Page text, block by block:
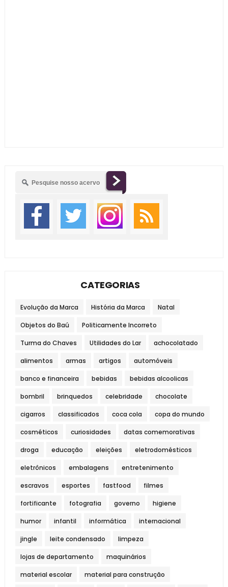
CATEGORIAS
Evolução da Marca História da Marca Natal
Objetos do Baú Politicamente Incorreto
Turma do Chaves Utilidades do Lar achocolatado
alimentos armas artigos automóveis
banco e financeira bebidas bebidas alcoolicas
bombril brinquedos celebridade chocolate
cigarros classificados coca cola copa do mundo
cosméticos curiosidades datas comemorativas
droga educação eleições eletrodomésticos
eletrônicos embalagens entretenimento
escravos esportes fastfood filmes
fortificante fotografia governo higiene
humor infantil informática internacional
jingle leite condensado limpeza
lojas de departamento maquinários
material escolar material para construção